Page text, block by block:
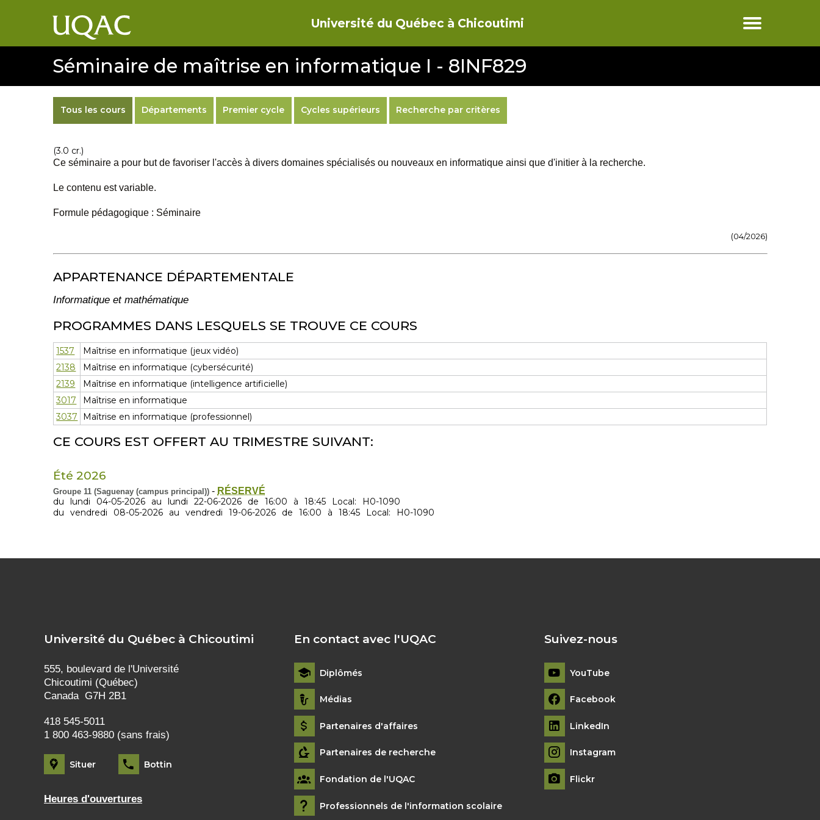
Université du Québec à Chicoutimi
Séminaire de maîtrise en informatique I - 8INF829
Tous les cours Départements Premier cycle Cycles supérieurs Recherche par critères
(3.0 cr.)
Ce séminaire a pour but de favoriser l'accès à divers domaines spécialisés ou nouveaux en informatique ainsi que d'initier à la recherche.
Le contenu est variable.
Formule pédagogique : Séminaire
(04/2026)
APPARTENANCE DÉPARTEMENTALE
Informatique et mathématique
PROGRAMMES DANS LESQUELS SE TROUVE CE COURS
1537
Maîtrise en informatique (jeux vidéo)
2138
Maîtrise en informatique (cybersécurité)
2139
Maîtrise en informatique (intelligence artificielle)
3017
Maîtrise en informatique
3037
Maîtrise en informatique (professionnel)
CE COURS EST OFFERT AU TRIMESTRE SUIVANT:
Été 2026
Groupe 11 (Saguenay (campus principal)) - RÉSERVÉ
du lundi 04-05-2026 au lundi 22-06-2026 de 16:00 à 18:45 Local:
H0-1090
du
vendredi 08-05-2026 au vendredi 19-06-2026 de 16:00 à 18:45 Local: H0-1090
Université du Québec à Chicoutimi
555, boulevard de l'Université
Chicoutimi (Québec)
Canada G7H 2B1
418 545-5011
1 800 463-9880 (sans frais)
Situer Bottin
Heures d'ouvertures
En contact avec l'UQAC
Diplômés
Médias
Partenaires d'affaires
Partenaires de recherche
Fondation de l'UQAC
Professionnels de l'information scolaire
Suivez-nous
YouTube
Facebook
LinkedIn
Instagram
Flickr